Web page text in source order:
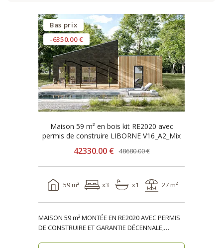
Bas prix
-6350.00 €
Maison 59 m² en bois kit RE2020 avec
permis de construire LIBORNE V16_A2_Mix
42330.00 € 48680.00 €
59 m² x3 x1 27 m²
MAISON 59 m² MONTÉE EN RE2020 AVEC PERMIS
DE CONSTRUIRE ET GARANTIE DÉCENNALE,